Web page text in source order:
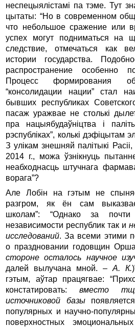
неспецыялістамі па тэме. Тут
цытаты: “Но в современном
что небольшое сражение или
успех могут подниматься на
следствие, отмечаться как
истории государства.
распространение особенно
Процесс формирования
“консолидации нации” стал
бывших республиках
пасаж уражвае не столькі
пра нацыябудаўніцтва і
рэспубліках”, колькі дэфіцытам
З улікам знешняй палітыкі
2014 г., можа ўзнікнуць
неабходнасць штучнага
ворага”?
Але Лобін на гэтым не
разгром, як ён сам
школам”: “Однако за
независимости республик так и
исследований. За всеми этими
о праздновании годовщин
стороне осталось научное
далей вылучана мной. – А. К.
гэтым, аўтар працягвае:
констатировать:вместо
источниковой базы
популярных и научно-
поверхностных